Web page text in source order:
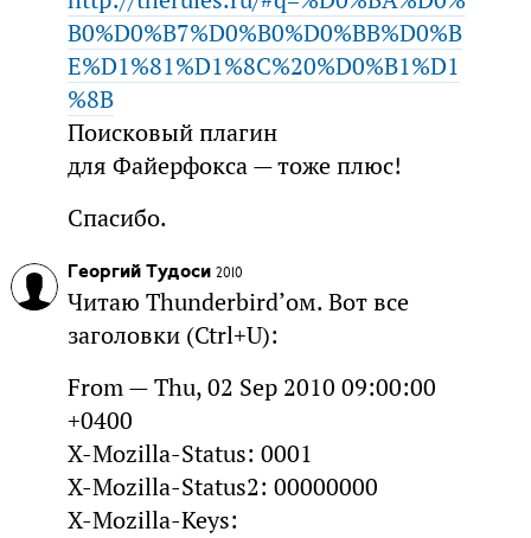
B0%D0%B7%D0%B0%D0%BB%D0%B
E%D1%81%D1%8C%20%D0%B1%D1
%8B
Поисковый плагин
для Файерфокса — тоже плюс!
Спасибо.
Георгий Тудоси 2010
Читаю Thunderbird’ом. Вот все
заголовки (Ctrl+U):
From — Thu, 02 Sep 2010 09:00:00
+0400
X-Mozilla-Status: 0001
X-Mozilla-Status2: 00000000
X-Mozilla-Keys: